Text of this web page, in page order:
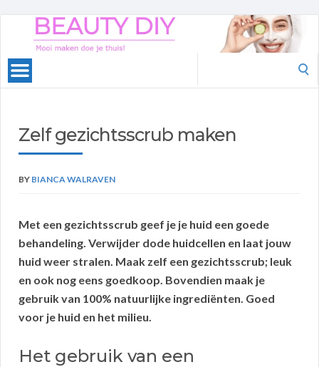
Zelf gezichtsscrub maken
BY BIANCA WALRAVEN
Met een gezichtsscrub geef je je huid een goede
behandeling. Verwijder dode huidcellen en laat jouw
huid weer stralen. Maak zelf een gezichtsscrub; leuk
en ook nog eens goedkoop. Bovendien maak je
gebruik van 100% natuurlijke ingrediënten. Goed
voor je huid en het milieu.
Het gebruik van een